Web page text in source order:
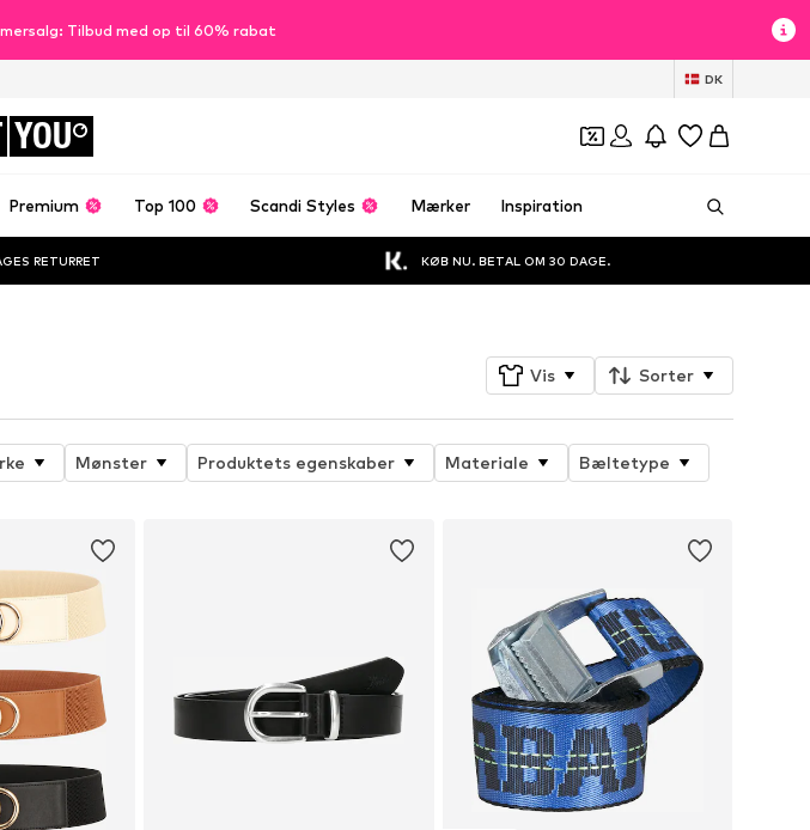
Tilbud med op til 60% rabat
DK
YOU
Premium Top 100 Scandi Styles Mærker Inspiration
RETURRET KØB NU. BETAL OM 30 DAGE.
Vis Sorter
Mønster Produktets egenskaber Materiale Bæltetype